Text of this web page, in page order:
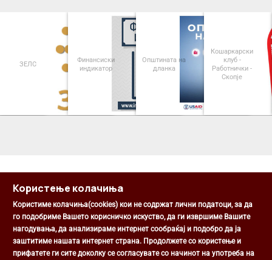
ЗЕЛС
Финансиски
индикатор
Општината на
дланка
Кошаркарски
клуб -
Работнички -
Скопје
Општина Центар
Михаил Цоков бр. 1, Скопје
Користење колачиња
Користиме колачиња(cookies) кои не содржат лични податоци, за да
го подобриме Вашето корисничко искуство, да ги извршиме Вашите
нагодувања, да анализираме интернет сообраќај и подобро да ја
заштитиме нашата интернет страна. Продолжете со користење и
прифатете ги сите доколку се согласувате со начинот на употреба на